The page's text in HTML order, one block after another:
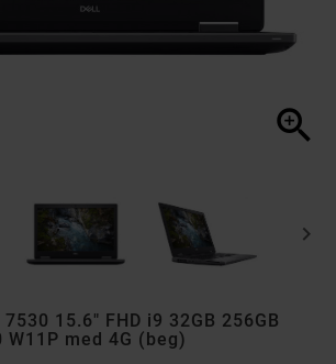


15.6" FHD i9 32GB 256GB
W11P med 4G (beg)